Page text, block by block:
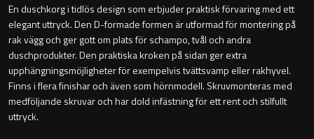
Blandare
Tvättställsblandare
Bottenventiler
En duschkorg i tidlös design som erbjuder praktisk förvaring med ett
elegant uttryck. Den D-formade formen är utformad för montering på
rak vägg och ger gott om plats för schampo, tvål och andra
duschprodukter. Den praktiska kroken på sidan ger extra
upphängningsmöjligheter för exempelvis tvättsvamp eller rakhyvel.
Finns i flera finishar och även som hörnmodell. Skruvmonteras med
medföljande skruvar och har dold infästning för ett rent och stilfullt
uttryck.